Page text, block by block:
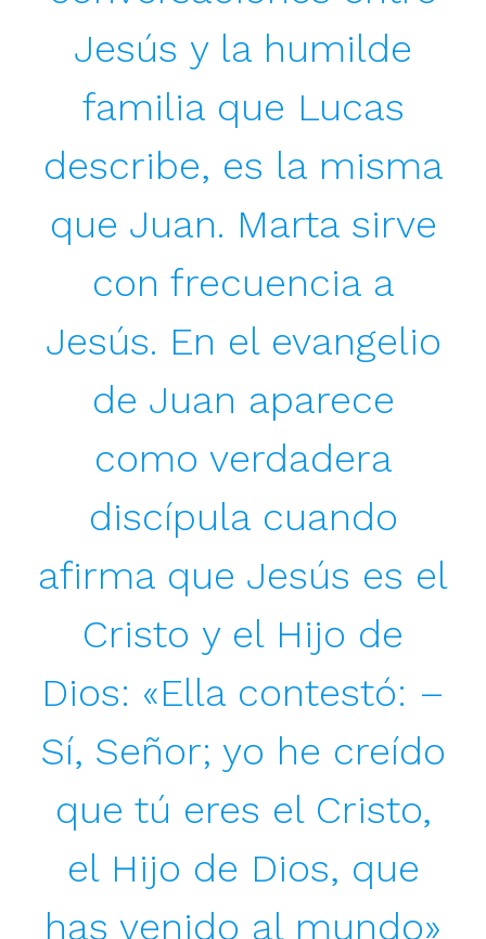
Jesús y la humilde
familia que Lucas
describe, es la misma
que Juan. Marta sirve
con frecuencia a
Jesús. En el evangelio
de Juan aparece
como verdadera
discípula cuando
afirma que Jesús es el
Cristo y el Hijo de
Dios: «Ella contestó: –
Sí, Señor; yo he creído
que tú eres el Cristo,
el Hijo de Dios, que
has venido al mundo»